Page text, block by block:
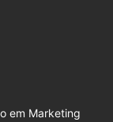
em Marketing